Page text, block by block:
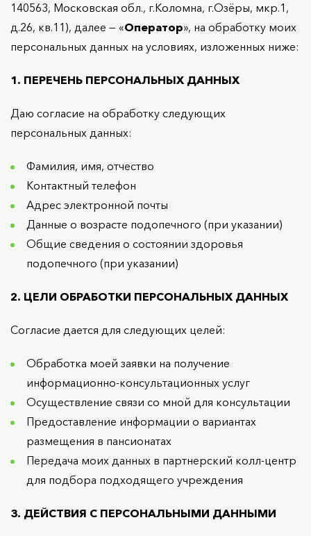
140563, Московская обл., г.Коломна, г.Озёры, мкр.1,
д.26, кв.11), далее — «Оператор», на обработку моих
персональных данных на условиях, изложенных ниже:
1. ПЕРЕЧЕНЬ ПЕРСОНАЛЬНЫХ ДАННЫХ
Даю согласие на обработку следующих
персональных данных:
Фамилия, имя, отчество
Контактный телефон
Адрес электронной почты
Данные о возрасте подопечного (при указании)
Общие сведения о состоянии здоровья
подопечного (при указании)
2. ЦЕЛИ ОБРАБОТКИ ПЕРСОНАЛЬНЫХ ДАННЫХ
Согласие дается для следующих целей:
Обработка моей заявки на получение
информационно-консультационных услуг
Осуществление связи со мной для консультации
Предоставление информации о вариантах
размещения в пансионатах
Передача моих данных в партнерский колл-центр
для подбора подходящего учреждения
3. ДЕЙСТВИЯ С ПЕРСОНАЛЬНЫМИ ДАННЫМИ